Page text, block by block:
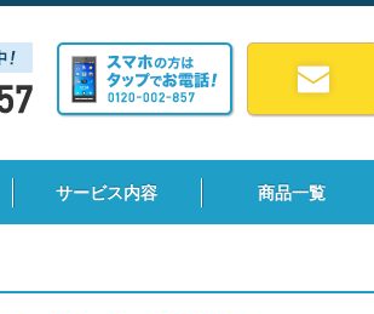
サービス内容 商品一覧